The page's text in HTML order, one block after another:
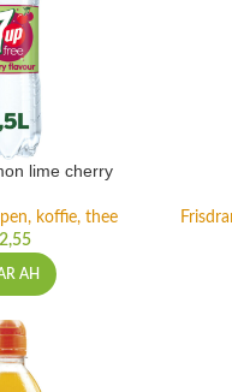
lime cherry
koffie, thee
AH